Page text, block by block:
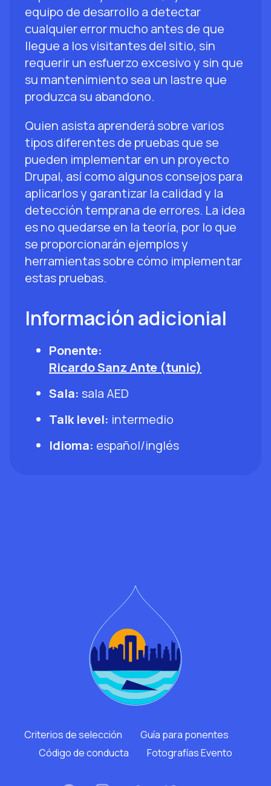
equipo de desarrollo a detectar
cualquier error mucho antes de que
llegue a los visitantes del sitio, sin
requerir un esfuerzo excesivo y sin que
su mantenimiento sea un lastre que
produzca su abandono.
Quien asista aprenderá sobre varios
tipos diferentes de pruebas que se
pueden implementar en un proyecto
Drupal, así como algunos consejos para
aplicarlos y garantizar la calidad y la
detección temprana de errores. La idea
es no quedarse en la teoría, por lo que
se proporcionarán ejemplos y
herramientas sobre cómo implementar
estas pruebas.
Información adicionial
Ponente:
Ricardo Sanz Ante (tunic)
Sala: sala AED
Talk level: intermedio
Idioma: español/inglés
Criterios de selección
Guía para ponentes
Código de conducta
Fotografías Evento